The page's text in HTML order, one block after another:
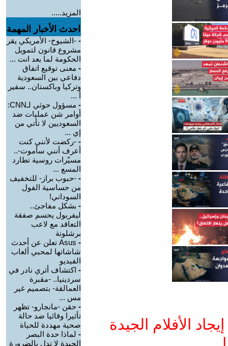
الأفلام الجيدة
المزيد.....
احدث الأخبار المهمة
- -الشيوخ- الأمريكي يقر
مشروع قانون لتمويل
الحكومة لما بعد انت ...
- معنى توقيع اتفاق
دفاعي بين السعودية
وتركيا وباكستان.. سفير
أ ...
-
مسؤول حوثي لـCNN:
أوامر شن عمليات ضد
السعوديين لا تأتي من
إي ...
- -ركضت لأنني كنت
أعرف أنني سأموت-..
مسيّرات روسية تطارد
المسع ...
- -حبوب براز- للتخفيف
من حساسية الفول
السوداني!
- بشكل مفاجئ..
ليفربول يحسم صفقة
التعاقد مع لاعب
برشلونة
-
Asus تعلن عن أحدث
شاشاتها لمحبي ألعاب
الفيديو
- اكتشاف أثري نادر في
سردينيا.. -مقبرة
العمالقة- بتصميم غير
مس ...
- حقن -مانجارو- تظهر
تأثيرا وقائيا ضد حالة
صحية مهددة للحياة
- لماذا حدة البصر
الجيدة لا تدل بالضرورة